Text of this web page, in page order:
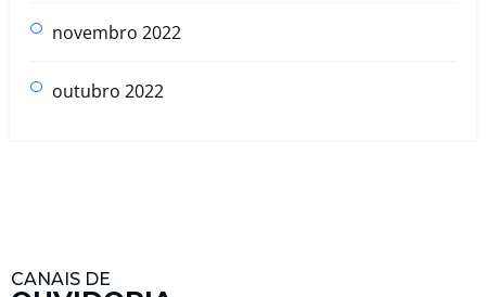
novembro 2022
outubro 2022
CANAIS DE